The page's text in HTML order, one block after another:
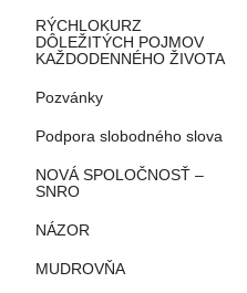
RÝCHLOKURZ
DÔLEŽITÝCH POJMOV
KAŽDODENNÉHO ŽIVOTA
Pozvánky
Podpora slobodného slova
NOVÁ SPOLOČNOSŤ –
SNRO
NÁZOR
MUDROVŇA